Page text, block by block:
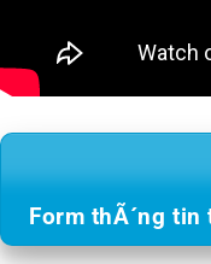
Form thÃ´ng tin